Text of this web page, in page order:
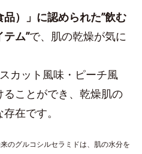
品）」に認められた”飲む
ム”で、肌の乾燥が気に
カット風味・ピーチ風
ことができ、乾燥肌の
在です。
のグルコシルセラミドは、肌の水分を